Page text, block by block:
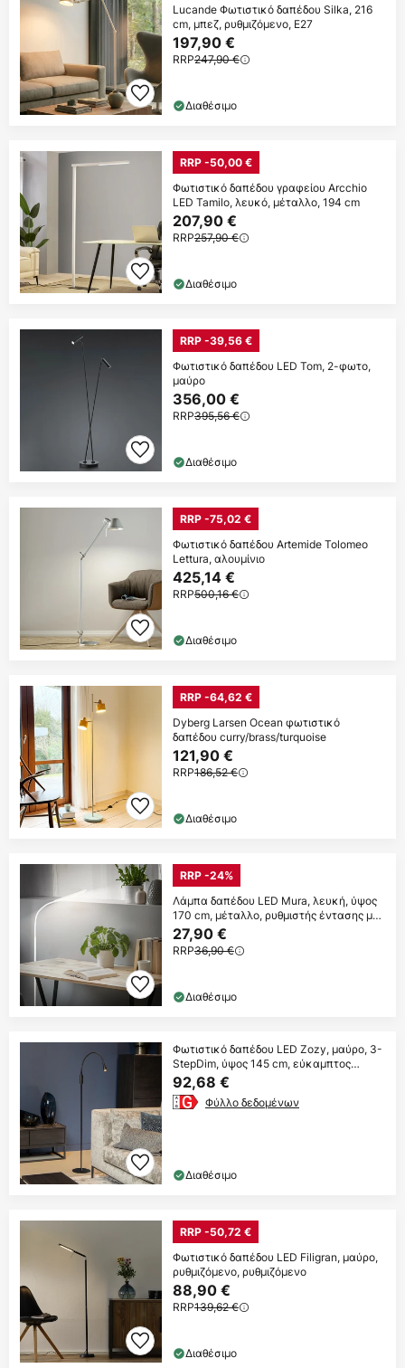
Lucande Φωτιστικό δαπέδου Silka, 216
cm, μπεζ, ρυθμιζόμενο, E27
197,90 €
RRP247,90 €
Διαθέσιμο
RRP -50,00 €
Φωτιστικό δαπέδου γραφείου Arcchio
LED Tamilo, λευκό, μέταλλο, 194 cm
207,90 €
RRP257,90 €
Διαθέσιμο
RRP -39,56 €
Φωτιστικό δαπέδου LED Tom, 2-φωτο,
μαύρο
356,00 €
RRP395,56 €
Διαθέσιμο
RRP -75,02 €
Φωτιστικό δαπέδου Artemide Tolomeo
Lettura, αλουμίνιο
425,14 €
RRP500,16 €
Διαθέσιμο
RRP -64,62 €
Dyberg Larsen Ocean φωτιστικό
δαπέδου curry/brass/turquoise
121,90 €
RRP186,52 €
Διαθέσιμο
RRP -24%
Λάμπα δαπέδου LED Mura, λευκή, ύψος
170 cm, μέταλλο, ρυθμιστής έντασης με
αφή
27,90 €
RRP36,90 €
Διαθέσιμο
Φωτιστικό δαπέδου LED Zozy, μαύρο, 3-
StepDim, ύψος 145 cm, εύκαμπτος
βραχίονας
92,68 €
Φύλλο δεδομένων
Διαθέσιμο
RRP -50,72 €
Φωτιστικό δαπέδου LED Filigran, μαύρο,
ρυθμιζόμενο, ρυθμιζόμενο
88,90 €
RRP139,62 €
Διαθέσιμο